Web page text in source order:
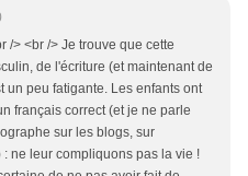
/> <br /> Je trouve que cette
de l'écriture (et maintenant de
un peu fatigante. Les enfants ont
français correct (et je ne parle
sur les blogs, sur
: ne leur compliquons pas la vie !